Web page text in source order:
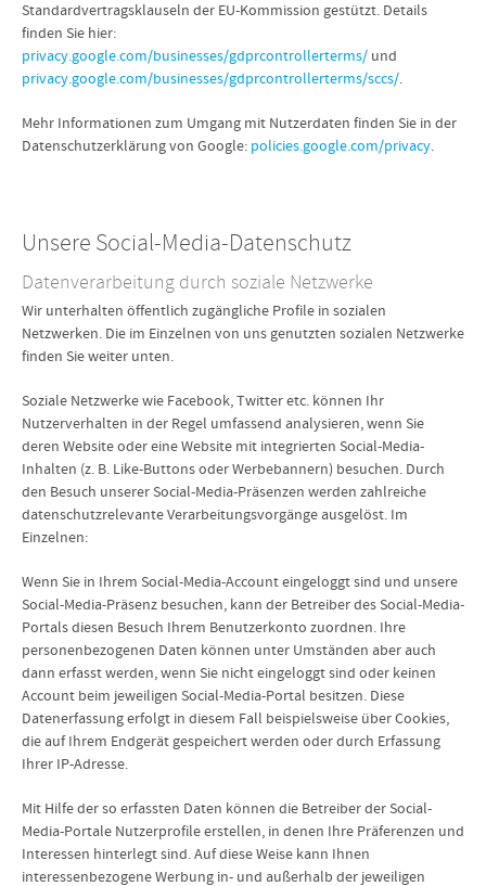
Standardvertragsklauseln der EU-Kommission gestützt. Details
finden Sie hier:
privacy.google.com/businesses/gdprcontrollerterms/ und
privacy.google.com/businesses/gdprcontrollerterms/sccs/.
Mehr Informationen zum Umgang mit Nutzerdaten finden Sie in der
Datenschutzerklärung von Google: policies.google.com/privacy.
Unsere Social-Media-Datenschutz
Datenverarbeitung durch soziale Netzwerke
Wir unterhalten öffentlich zugängliche Profile in sozialen
Netzwerken. Die im Einzelnen von uns genutzten sozialen Netzwerke
finden Sie weiter unten.
Soziale Netzwerke wie Facebook, Twitter etc. können Ihr
Nutzerverhalten in der Regel umfassend analysieren, wenn Sie
deren Website oder eine Website mit integrierten Social-Media-
Inhalten (z. B. Like-Buttons oder Werbebannern) besuchen. Durch
den Besuch unserer Social-Media-Präsenzen werden zahlreiche
datenschutzrelevante Verarbeitungsvorgänge ausgelöst. Im
Einzelnen:
Wenn Sie in Ihrem Social-Media-Account eingeloggt sind und unsere
Social-Media-Präsenz besuchen, kann der Betreiber des Social-Media-
Portals diesen Besuch Ihrem Benutzerkonto zuordnen. Ihre
personenbezogenen Daten können unter Umständen aber auch
dann erfasst werden, wenn Sie nicht eingeloggt sind oder keinen
Account beim jeweiligen Social-Media-Portal besitzen. Diese
Datenerfassung erfolgt in diesem Fall beispielsweise über Cookies,
die auf Ihrem Endgerät gespeichert werden oder durch Erfassung
Ihrer IP-Adresse.
Mit Hilfe der so erfassten Daten können die Betreiber der Social-
Media-Portale Nutzerprofile erstellen, in denen Ihre Präferenzen und
Interessen hinterlegt sind. Auf diese Weise kann Ihnen
interessenbezogene Werbung in- und außerhalb der jeweiligen